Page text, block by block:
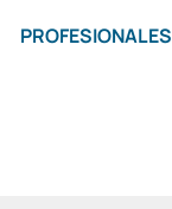
PROFESIONALES